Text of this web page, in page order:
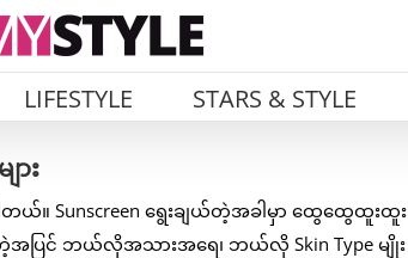
LIFESTYLE STARS & STYLE
ား
။ Sunscreen ရွေးချယ်တဲ့အခါမှာ ထွေထွေထူးထူး
တဲ့အပြင် ဘယ်လိုအသားအရေ၊ ဘယ်လို Skin Type မျိုး